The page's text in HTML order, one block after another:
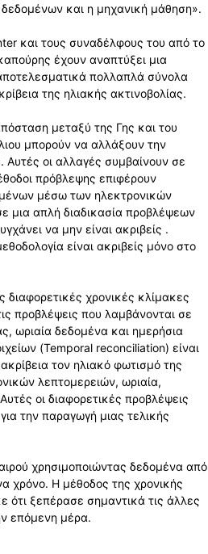
και η μηχανική μάθηση».
και τους συναδέλφους του από το
έχουν αναπτύξει μια
πολλαπλά σύνολα
της ηλιακής ακτινοβολίας.
μεταξύ της Γης και του
μπορούν να αλλάξουν την
οι αλλαγές συμβαίνουν σε
πρόβλεψης επιφέρουν
μέσω των ηλεκτρονικών
μια απλή διαδικασία προβλέψεων
να μην είναι ακριβείς .
είναι ακριβείς μόνο στο
χρονικές κλίμακες
προβλέψεις που λαμβάνονται σε
ωριαία δεδομένα και ημερήσια
(Temporal reconciliation) είναι
τον ηλιακό φωτισμό της
λεπτομερειών, ωριαία,
οι διαφορετικές προβλέψεις
την παραγωγή μιας τελικής
χρησιμοποιώντας δεδομένα από
χρόνο. Η μέθοδος της χρονικής
ότι ξεπέρασε σημαντικά τις άλλες
επόμενη μέρα.